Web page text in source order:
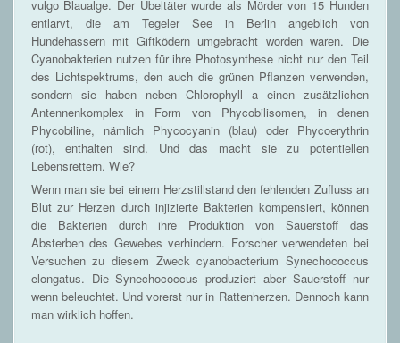
vulgo Blaualge. Der Übeltäter wurde als Mörder von 15 Hunden
entlarvt, die am Tegeler See in Berlin angeblich von
Hundehassern mit Giftködern umgebracht worden waren. Die
Cyanobakterien nutzen für ihre Photosynthese nicht nur den Teil
des Lichtspektrums, den auch die grünen Pflanzen verwenden,
sondern sie haben neben Chlorophyll a einen zusätzlichen
Antennenkomplex in Form von Phycobilisomen, in denen
Phycobiline, nämlich Phycocyanin (blau) oder Phycoerythrin
(rot), enthalten sind. Und das macht sie zu potentiellen
Lebensrettern. Wie?
Wenn man sie bei einem Herzstillstand den fehlenden Zufluss an
Blut zur Herzen durch injizierte Bakterien kompensiert, können
die Bakterien durch ihre Produktion von Sauerstoff das
Absterben des Gewebes verhindern. Forscher verwendeten bei
Versuchen zu diesem Zweck cyanobacterium Synechococcus
elongatus. Die Synechococcus produziert aber Sauerstoff nur
wenn beleuchtet. Und vorerst nur in Rattenherzen. Dennoch kann
man wirklich hoffen.